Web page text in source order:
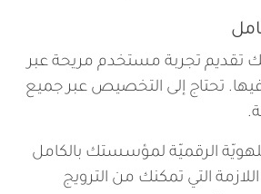
تقديم تجربة مستخدم مريحة عبر
تحتاج إلى التخصيص عبر جميع
الرقميّة لمؤسستك بالكامل
اللازمة التي تمكنك من الترويج